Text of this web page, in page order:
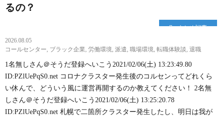
るの？
まとめ記事
2026.08.05
コールセンター ブラック企業 労働環境 派遣 職場環境 転職体験談 退職
1名無しさん＠そうだ登録へいこう2021/02/06(土) 13:23:49.80
ID:PZlUePqS0.net コロナクラスター発生後のコルセンってどれくら
い休んで、どういう風に運営再開するのか教えてください！ 2名無
しさん＠そうだ登録へいこう2021/02/06(土) 13:25:20.78
ID:PZlUePqS0.net 札幌で二箇所クラスター発生したし、明日は我が